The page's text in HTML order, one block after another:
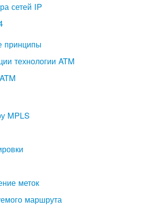
сетей IP
принципы
технологии ATM
MPLS
меток
маршрута